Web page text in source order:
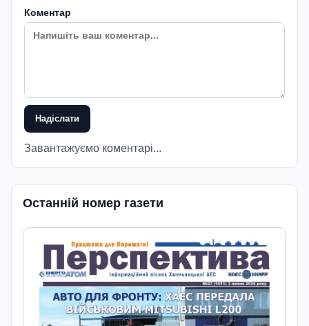
Коментар
Надіслати
Завантажуємо коментарі...
Останній номер газети